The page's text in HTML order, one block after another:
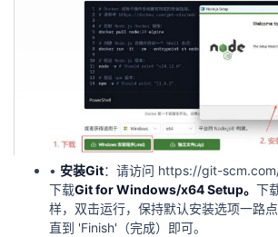
• 安装Git：请访问 https://git-
下载Git for Windows/x64Setup。 下
样，双击运行，保持默认安装选项一路
直到 'Finish'（完成）即可。